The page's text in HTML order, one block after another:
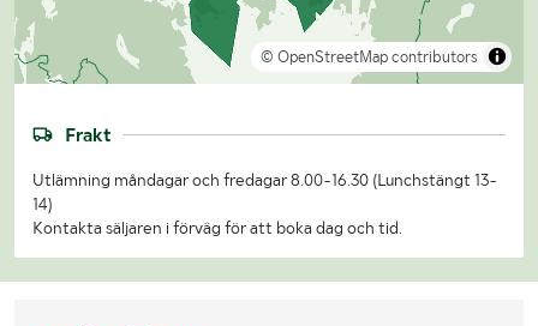
© OpenStreetMap contributors
Frakt
Utlämning måndagar och fredagar 8.00-16.30 (Lunchstängt 13-
14)
Kontakta säljaren i förväg för att boka dag och tid.